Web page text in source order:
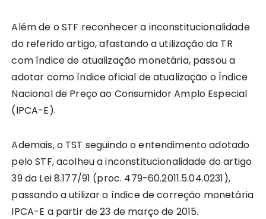
Além de o STF reconhecer a inconstitucionalidade
do referido artigo, afastando a utilização da TR
com índice de atualização monetária, passou a
adotar como índice oficial de atualização o Índice
Nacional de Preço ao Consumidor Amplo Especial
(IPCA-E).
Ademais, o TST seguindo o entendimento adotado
pelo STF, acolheu a inconstitucionalidade do artigo
39 da Lei 8.177/91 (proc. 479-60.2011.5.04.0231),
passando a utilizar o índice de correção monetária
IPCA-E a partir de 23 de março de 2015.